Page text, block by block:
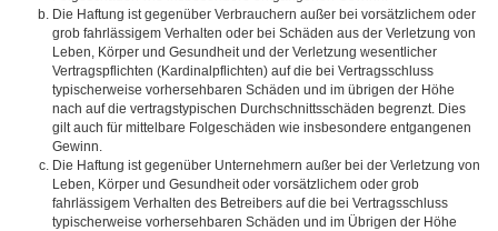
Die Haftung ist gegenüber Verbrauchern außer bei vorsätzlichem oder
grob fahrlässigem Verhalten oder bei Schäden aus der Verletzung von
Leben, Körper und Gesundheit und der Verletzung wesentlicher
Vertragspflichten (Kardinalpflichten) auf die bei Vertragsschluss
typischerweise vorhersehbaren Schäden und im übrigen der Höhe
nach auf die vertragstypischen Durchschnittsschäden begrenzt. Dies
gilt auch für mittelbare Folgeschäden wie insbesondere entgangenen
Gewinn.
Die Haftung ist gegenüber Unternehmern außer bei der Verletzung von
Leben, Körper und Gesundheit oder vorsätzlichem oder grob
fahrlässigem Verhalten des Betreibers auf die bei Vertragsschluss
typischerweise vorhersehbaren Schäden und im Übrigen der Höhe